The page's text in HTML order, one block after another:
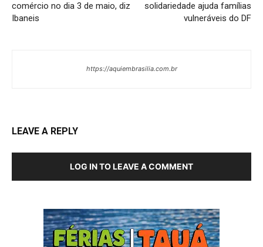
comércio no dia 3 de maio, diz
Ibaneis
solidariedade ajuda famílias
vulneráveis do DF
https://aquiembrasilia.com.br
LEAVE A REPLY
LOG IN TO LEAVE A COMMENT